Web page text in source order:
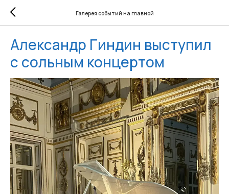
Галерея событий на главной
Александр Гиндин выступил
с сольным концертом